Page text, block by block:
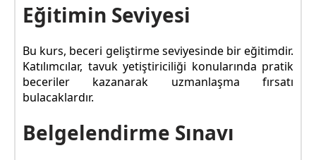
Eğitimin Seviyesi
Bu kurs, beceri geliştirme seviyesinde bir eğitimdir.
Katılımcılar, tavuk yetiştiriciliği konularında pratik
beceriler kazanarak uzmanlaşma fırsatı
bulacaklardır.
Belgelendirme Sınavı